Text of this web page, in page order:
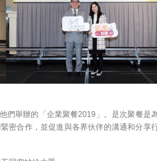
們舉辦的「企業聚餐2019」。是次聚餐是
密合作，並促進與各界伙伴的溝通和分享